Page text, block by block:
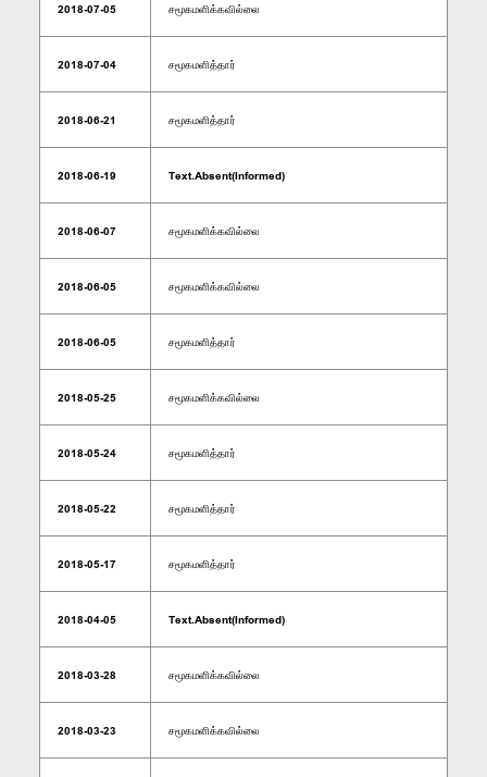
2018-07-05 சமூகமளிக்கவில்லை
2018-07-04 சமூகமளித்தார்
2018-06-21 சமூகமளித்தார்
2018-06-19 Text.Absent(Informed)
2018-06-07 சமூகமளிக்கவில்லை
2018-06-05 சமூகமளிக்கவில்லை
2018-06-05 சமூகமளித்தார்
2018-05-25 சமூகமளிக்கவில்லை
2018-05-24 சமூகமளித்தார்
2018-05-22 சமூகமளித்தார்
2018-05-17 சமூகமளித்தார்
2018-04-05 Text.Absent(Informed)
2018-03-28 சமூகமளிக்கவில்லை
2018-03-23 சமூகமளிக்கவில்லை